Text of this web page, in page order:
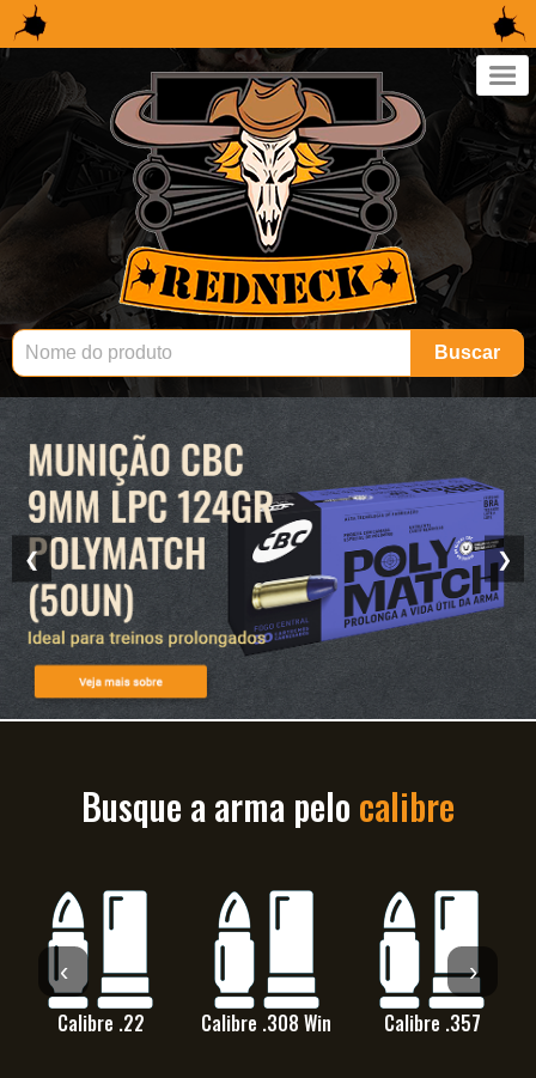
×
Buscar
❮ ❯
Busque a arma pelo calibre
‹
Calibre .22 Calibre .308 Win Calibre .357
›